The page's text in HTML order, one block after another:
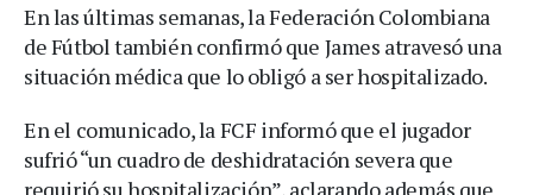
En las últimas semanas, la Federación Colombiana
de Fútbol también confirmó que James atravesó una
situación médica que lo obligó a ser hospitalizado.
En el comunicado, la FCF informó que el jugador
sufrió “un cuadro de deshidratación severa que
requirió su hospitalización”, aclarando además que